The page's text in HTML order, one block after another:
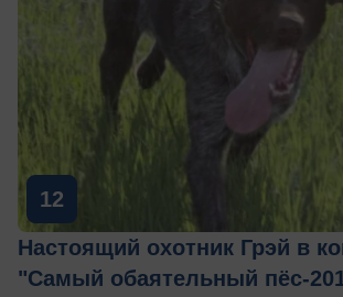
12
Настоящий охотник Грэй в
"Самый обаятельный пёс-